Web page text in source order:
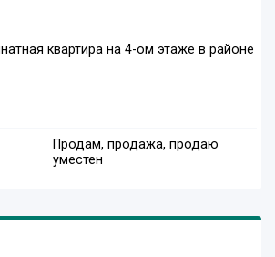
квартира на 4-ом этаже в районе
Продам, продажа, продаю
уместен